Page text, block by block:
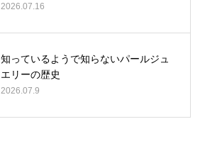
2026.07.16
知っているようで知らないパールジュ
エリーの歴史
2026.07.9